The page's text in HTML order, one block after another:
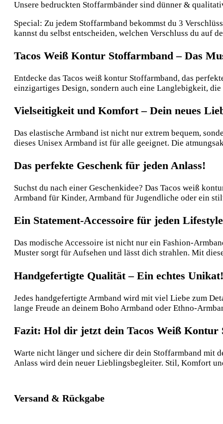
Unsere bedruckten Stoffarmbänder sind dünner &
Special: Zu jedem Stoffarmband bekommst du 3
kannst du selbst entscheiden, welchen Verschluss du auf
Tacos Weiß Kontur Stoffarmband – Das
Entdecke das Tacos weiß kontur Stoffarmband, das
einzigartiges Design, sondern auch eine Langlebigkeit,
Vielseitigkeit und Komfort – Dein neues
Das elastische Armband ist nicht nur extrem bequem,
dieses Unisex Armband ist für alle geeignet. Die
Das perfekte Geschenk für jeden Anlass!
Suchst du nach einer Geschenkidee? Das Tacos weiß
Armband für Kinder, Armband für Jugendliche oder ein
Ein Statement-Accessoire für jeden Lifestyle
Das modische Accessoire ist nicht nur ein Fashion-
Muster sorgt für Aufsehen und lässt dich strahlen. Mit
Handgefertigte Qualität – Ein echtes Unikat!
Jedes handgefertigte Armband wird mit viel Liebe zum
lange Freude an deinem Boho Armband oder Ethno-
Fazit: Hol dir jetzt dein Tacos Weiß Kontur
Warte nicht länger und sichere dir dein Stoffarmband mit
Anlass wird dein neuer Lieblingsbegleiter. Stil, Komfort
Versand & Rückgabe